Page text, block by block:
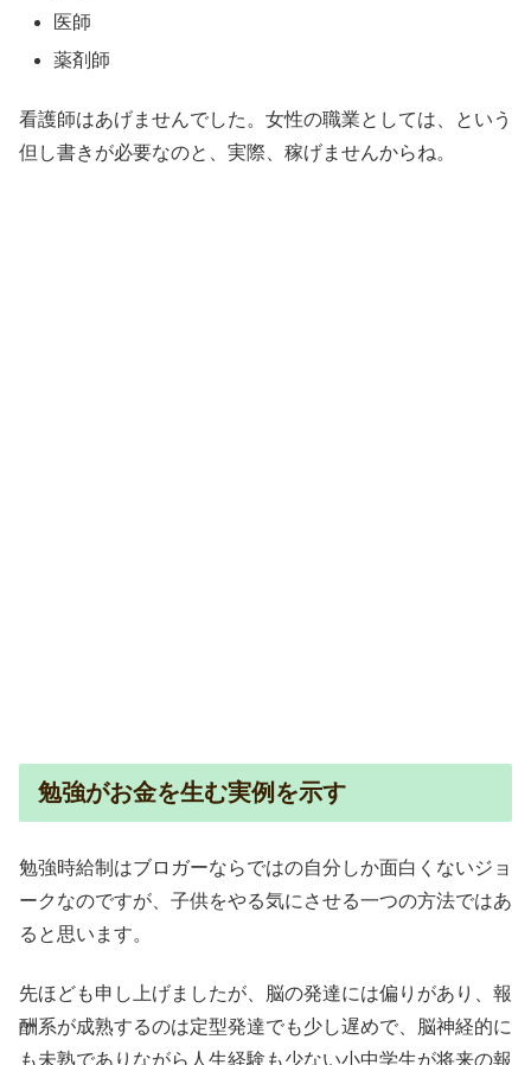
医師
薬剤師
看護師はあげませんでした。女性の職業としては、という
但し書きが必要なのと、実際、稼げませんからね。
勉強がお金を生む実例を示す
勉強時給制はブロガーならではの自分しか面白くないジョ
ークなのですが、子供をやる気にさせる一つの方法ではあ
ると思います。
先ほども申し上げましたが、脳の発達には偏りがあり、報
酬系が成熟するのは定型発達でも少し遅めで、脳神経的に
も未熟でありながら人生経験も少ない小中学生が将来の報